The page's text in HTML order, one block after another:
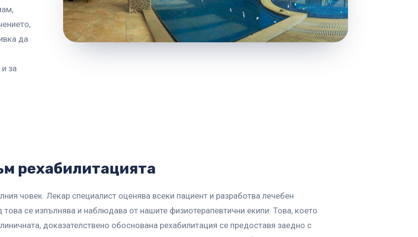
да
за
рехабилитацията
човек. Лекар специалист оценява всеки пациент и разработва лечебен
се изпълнява и наблюдава от нашите физиотерапевтични екипи. Това, което
доказателствено обоснована рехабилитация се предоставя заедно с